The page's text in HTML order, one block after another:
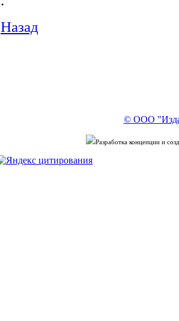
Назад
© ООО
Разработка концепции и